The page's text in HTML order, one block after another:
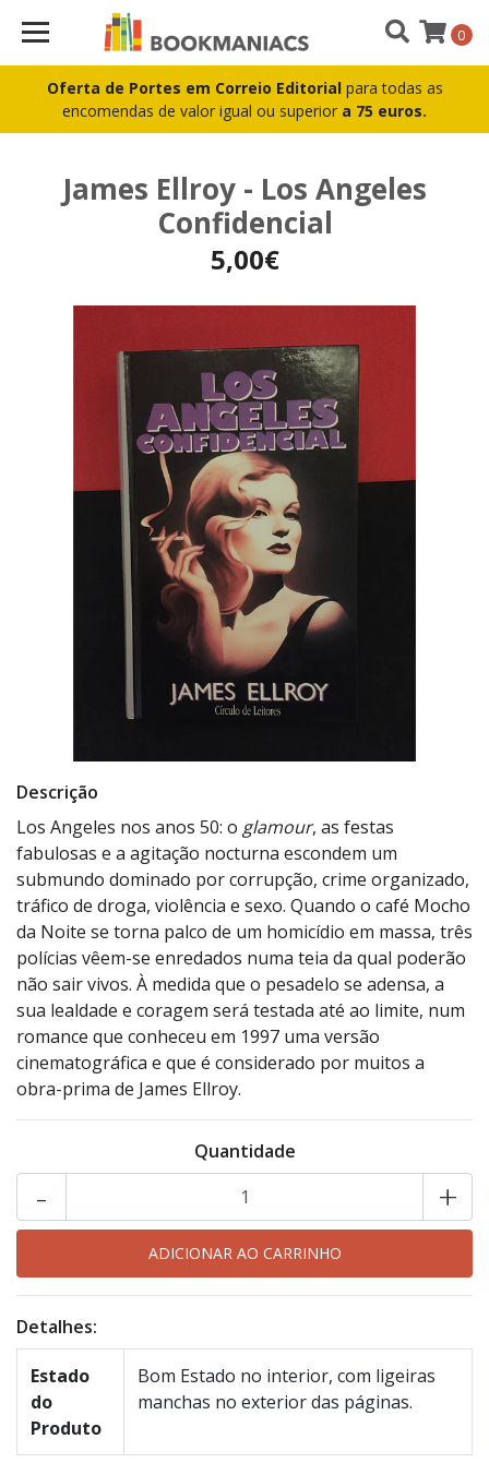
Oferta de Portes em Correio Editorial para todas as
encomendas de valor igual ou superior a 75 euros.
0
James Ellroy - Los Angeles
Confidencial
5,00€
Descrição
Los Angeles nos anos 50: o glamour, as festas
fabulosas e a agitação nocturna escondem um
submundo dominado por corrupção, crime organizado,
tráfico de droga, violência e sexo. Quando o café Mocho
da Noite se torna palco de um homicídio em massa, três
polícias vêem-se enredados numa teia da qual poderão
não sair vivos. À medida que o pesadelo se adensa, a
sua lealdade e coragem será testada até ao limite, num
romance que conheceu em 1997 uma versão
cinematográfica e que é considerado por muitos a
obra-prima de James Ellroy.
Quantidade
+
-
Detalhes:
Estado
do
Produto
Bom Estado no interior, com ligeiras
manchas no exterior das páginas.